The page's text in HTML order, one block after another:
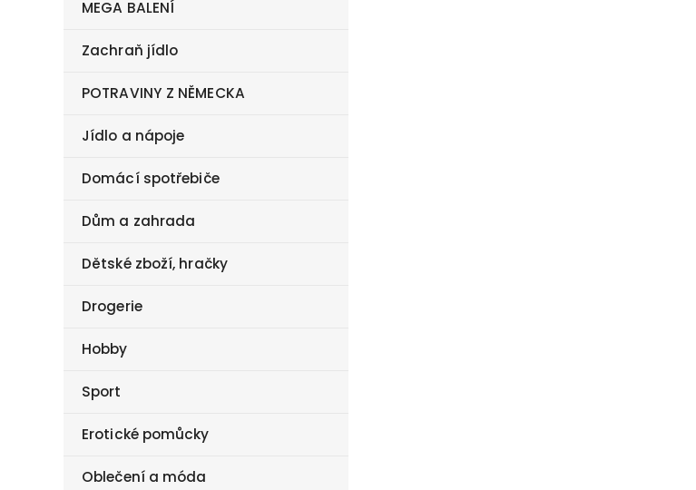
MEGA BALENÍ
Zachraň jídlo
POTRAVINY Z NĚMECKA
Jídlo a nápoje
Domácí spotřebiče
Dům a zahrada
Dětské zboží, hračky
Drogerie
Hobby
Sport
Erotické pomůcky
Oblečení a móda